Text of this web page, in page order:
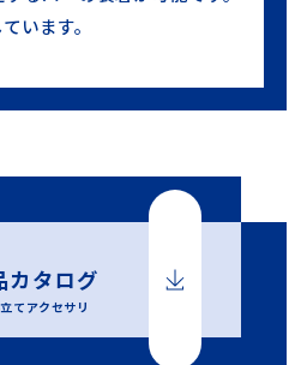
います。
カタログ
てアクセサリ